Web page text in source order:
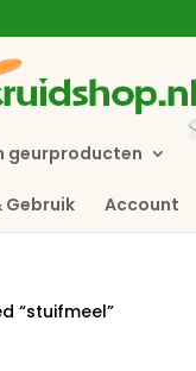
geurproducten
Account
“stuifmeel”